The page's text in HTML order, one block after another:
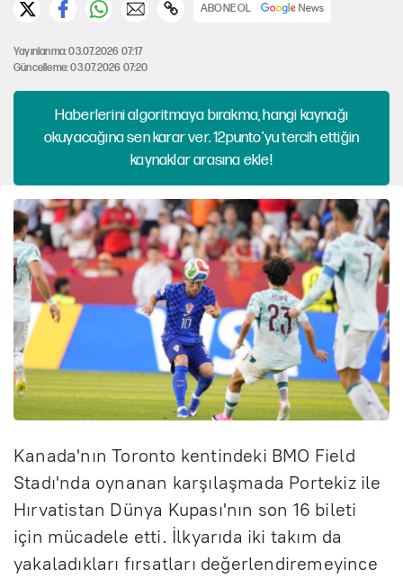
ABONE OL
Yayınlanma: 03.07.2026 07:17
Güncelleme: 03.07.2026 07:20
Haberlerini algoritmaya bırakma, hangi kaynağı
okuyacağına sen karar ver. 12punto'yu tercih ettiğin
kaynaklar arasına ekle!
Kanada'nın Toronto kentindeki BMO Field
Stadı'nda oynanan karşılaşmada Portekiz ile
Hırvatistan Dünya Kupası'nın son 16 bileti
için mücadele etti. İlkyarıda iki takım da
yakaladıkları fırsatları değerlendiremeyince